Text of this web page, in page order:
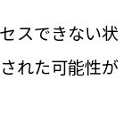
スできない状
れた可能性が